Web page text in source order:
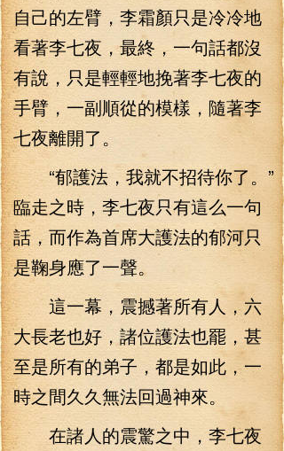
自己的左臂，李霜顏只是冷冷地
看著李七夜，最終，一句話都沒
有說，只是輕輕地挽著李七夜的
手臂，一副順從的模樣，隨著李
七夜離開了。
“郁護法，我就不招待你了。”
臨走之時，李七夜只有這么一句
話，而作為首席大護法的郁河只
是鞠身應了一聲。
這一幕，震撼著所有人，六
大長老也好，諸位護法也罷，甚
至是所有的弟子，都是如此，一
時之間久久無法回過神來。
在諸人的震驚之中，李七夜